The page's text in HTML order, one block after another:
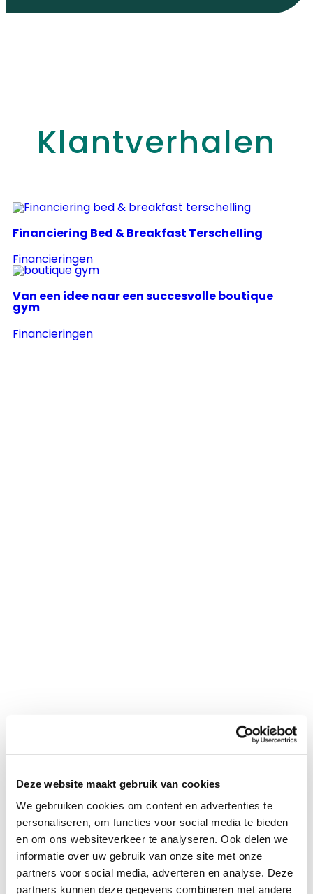
Deze website maakt gebruik van cookies
We gebruiken cookies om content en advertenties te
personaliseren, om functies voor social media te bieden
en om ons websiteverkeer te analyseren. Ook delen we
informatie over uw gebruik van onze site met onze
partners voor social media, adverteren en analyse. Deze
partners kunnen deze gegevens combineren met andere
Klantverhalen
Financiering Bed & Breakfast Terschelling
Financieringen
Van een idee naar een succesvolle boutique
gym
Financieringen